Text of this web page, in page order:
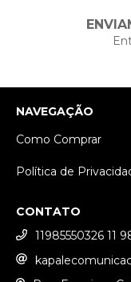
NAVEGAÇÃO
Como Comprar
Política de
CONTATO
11985550326 11